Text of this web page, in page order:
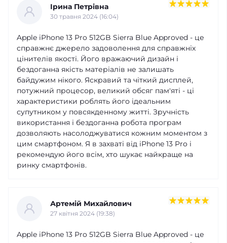
Ірина Петрівна
30 травня 2024 (16:04)
Apple iPhone 13 Pro 512GB Sierra Blue Approved - це
справжнє джерело задоволення для справжніх
цінителів якості. Його вражаючий дизайн і
бездоганна якість матеріалів не залишать
байдужим нікого. Яскравий та чіткий дисплей,
потужний процесор, великий обсяг пам'яті - ці
характеристики роблять його ідеальним
супутником у повсякденному житті. Зручність
використання і бездоганна робота програм
дозволяють насолоджуватися кожним моментом з
цим смартфоном. Я в захваті від iPhone 13 Pro і
рекомендую його всім, хто шукає найкраще на
ринку смартфонів.
Артемій Михайлович
27 квітня 2024 (19:38)
Apple iPhone 13 Pro 512GB Sierra Blue Approved - це